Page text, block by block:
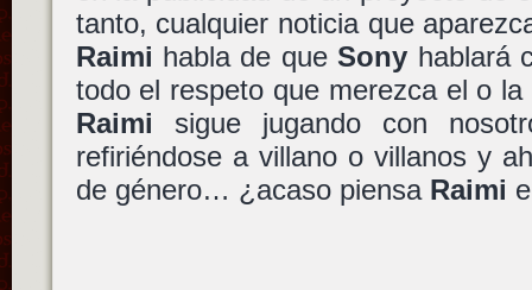
tanto, cualquier noticia que
Raimi habla de queSony hablará
todo el respeto que merezca el o
Raimi sigue jugando con
refiriéndose a villano o villanos y
de género… ¿acaso piensa Raimi